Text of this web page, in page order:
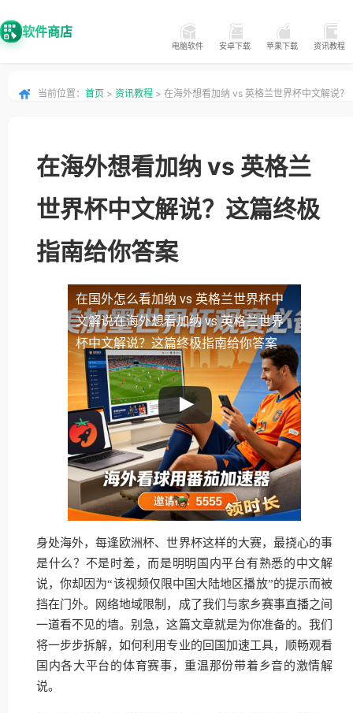
软件商店
电脑软件 安卓下载 苹果下载 资讯教程
当前位置： 首页 > 资讯教程 > 在海外想看加纳 vs 英格兰世界杯中文解说？
在海外想看加纳 vs 英格兰
世界杯中文解说？这篇终极
指南给你答案
在国外怎么看加纳 vs 英格兰世界杯中
文解说在海外想看加纳 vs 英格兰世界
杯中文解说？这篇终极指南给你答案
身处海外，每逢欧洲杯、世界杯这样的大赛，最挠心的事
是什么？不是时差，而是明明国内平台有熟悉的中文解
说，你却因为“该视频仅限中国大陆地区播放”的提示而被
挡在门外。网络地域限制，成了我们与家乡赛事直播之间
一道看不见的墙。别急，这篇文章就是为你准备的。我们
将一步步拆解，如何利用专业的回国加速工具，顺畅观看
国内各大平台的体育赛事，重温那份带着乡音的激情解
说。